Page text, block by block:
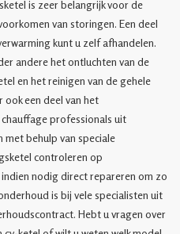
is zeer belangrijk voor de
van storingen. Een deel
kunt u zelf afhandelen.
andere het ontluchten van de
en het reinigen van de gehele
ook een deel van het
professionals uit
met behulp van speciale
controleren op
nodig direct repareren om zo
is bij vele specialisten uit
Hebt u vragen over